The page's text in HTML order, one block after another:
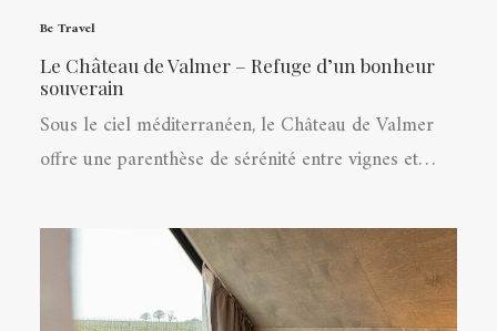
Be Travel
Le Château de Valmer – Refuge d’un bonheur
souverain
Sous le ciel méditerranéen, le Château de Valmer
offre une parenthèse de sérénité entre vignes et…